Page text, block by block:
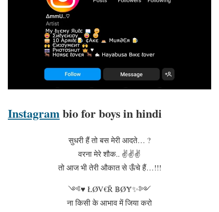
Instagrambio for boys in hindi
सुधरी हैं तो बस मेरी आदते… ?
वरना मेरे शौक.. ✌✌✌
तो आज भी तेरी औकात से ऊँचे हैं…!!!
༺♥️ ŁØV€Ř ฿ØɎ✨༻
ना किसी के आभाव में जिया करो